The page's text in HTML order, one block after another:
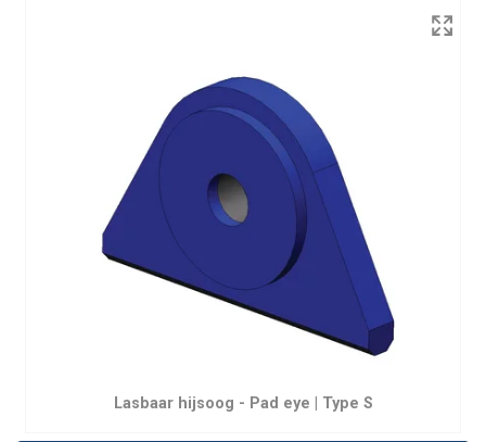
Lasbaar hijsoog - Pad eye | Type S